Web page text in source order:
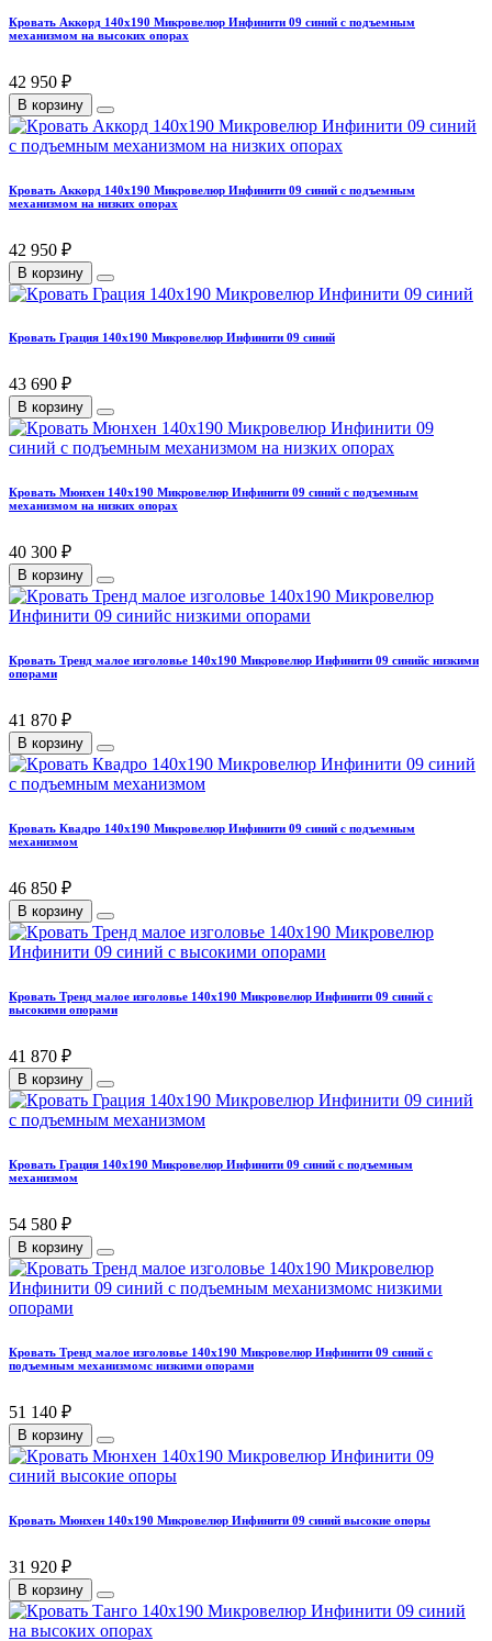
Кровать Аккорд 140х190 Микровелюр Инфинити 09 синий с подъемным
механизмом на высоких опорах
42 950 ₽
В корзину
Кровать Аккорд 140х190 Микровелюр Инфинити 09 синий с подъемным
механизмом на низких опорах
42 950 ₽
В корзину
Кровать Грация 140х190 Микровелюр Инфинити 09 синий
43 690 ₽
В корзину
Кровать Мюнхен 140х190 Микровелюр Инфинити 09 синий с подъемным
механизмом на низких опорах
40 300 ₽
В корзину
Кровать Тренд малое изголовье 140х190 Микровелюр Инфинити 09 синийс низкими
опорами
41 870 ₽
В корзину
Кровать Квадро 140х190 Микровелюр Инфинити 09 синий с подъемным
механизмом
46 850 ₽
В корзину
Кровать Тренд малое изголовье 140х190 Микровелюр Инфинити 09 синий с
высокими опорами
41 870 ₽
В корзину
Кровать Грация 140х190 Микровелюр Инфинити 09 синий с подъемным
механизмом
54 580 ₽
В корзину
Кровать Тренд малое изголовье 140х190 Микровелюр Инфинити 09 синий с
подъемным механизмомс низкими опорами
51 140 ₽
В корзину
Кровать Мюнхен 140х190 Микровелюр Инфинити 09 синий высокие опоры
31 920 ₽
В корзину